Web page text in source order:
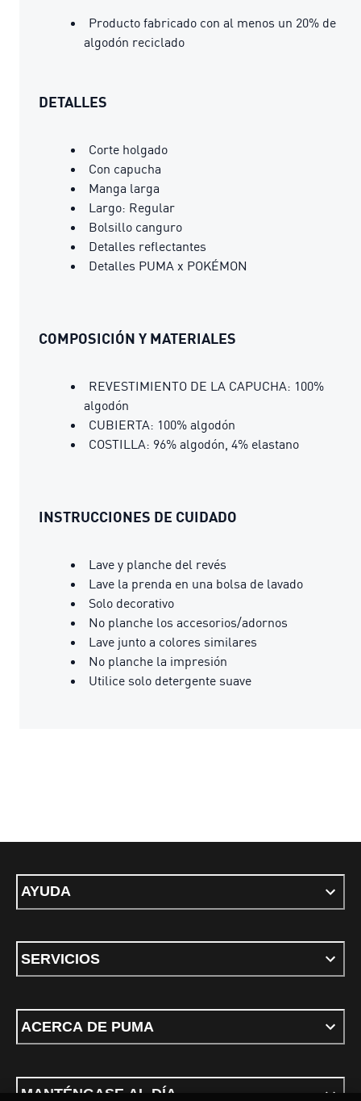
Producto fabricado con al menos un 20% de
algodón reciclado
DETALLES
Corte holgado
Con capucha
Manga larga
Largo: Regular
Bolsillo canguro
Detalles reflectantes
Detalles PUMA x POKÉMON
COMPOSICIÓN Y MATERIALES
REVESTIMIENTO DE LA CAPUCHA: 100%
algodón
CUBIERTA: 100% algodón
COSTILLA: 96% algodón, 4% elastano
INSTRUCCIONES DE CUIDADO
Lave y planche del revés
Lave la prenda en una bolsa de lavado
Solo decorativo
No planche los accesorios/adornos
Lave junto a colores similares
No planche la impresión
Utilice solo detergente suave
AYUDA
SERVICIOS
ACERCA DE PUMA
MANTÉNGASE AL DÍA